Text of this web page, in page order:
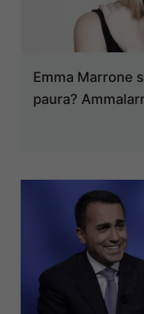
Emma Marrone
paura?